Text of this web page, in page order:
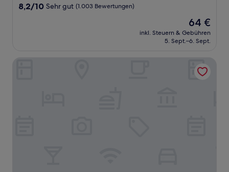
8.2
Bewertungen)
8,2/10 Sehr gut (1.003 Bewertungen)
Der
Preis
beträgt
64 €
inkl. Steuern & Gebühren
5. Sept.–6. Sept.
Hotel Shanghai Hongqiao - Handwritten Collection